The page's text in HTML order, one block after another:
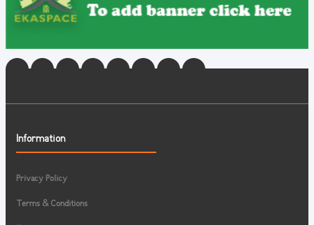
Information
Privacy Policy
Terms & Conditions